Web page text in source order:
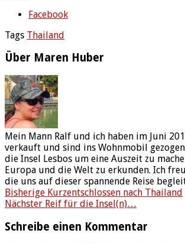
Facebook
Tags Thailand
Über Maren Huber
Mein Mann Ralf und ich haben im Juni
verkauft und sind ins Wohnmobil
die Insel Lesbos um eine Auszeit zu
Europa und die Welt zu erkunden. Ich
die uns auf dieser spannende Reise
Bisherige Kurzentschlossen nach Thailand
Nächster Reif für die Insel(n)…
Schreibe einen Kommentar